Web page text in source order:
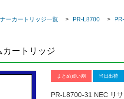
ーカートリッジ一覧 PR-L8700
ートリッジ
まとめ買い割 当日出荷
PR-L8700-31 NEC リ